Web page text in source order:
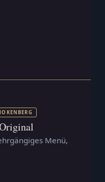
IN NEUEM TAB)
Menü,